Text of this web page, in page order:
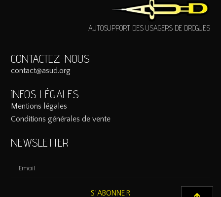
AUTOSUPPORT DES USAGERS DE DROGUES
CONTACTEZ-NOUS
contact@asud.org
INFOS LÉGALES
Mentions légales
Conditions générales de vente
NEWSLETTER
S'ABONNER